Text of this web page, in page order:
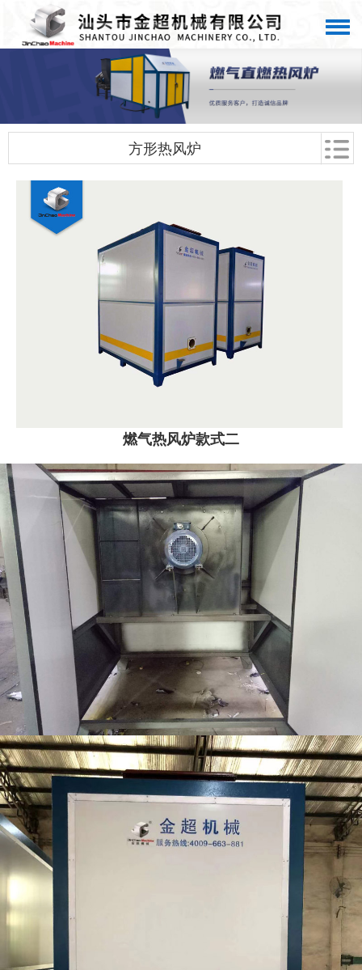
方形热风炉
燃气热风炉款式二